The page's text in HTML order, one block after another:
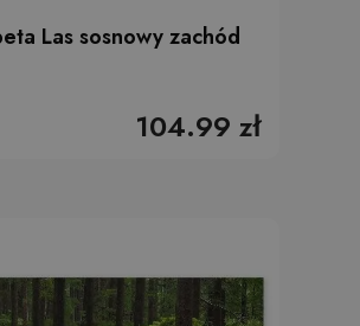
Las sosnowy zachód
104.99 zł